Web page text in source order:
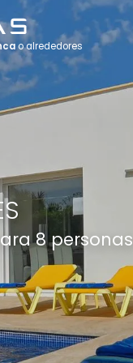
8 personas
o alrededores